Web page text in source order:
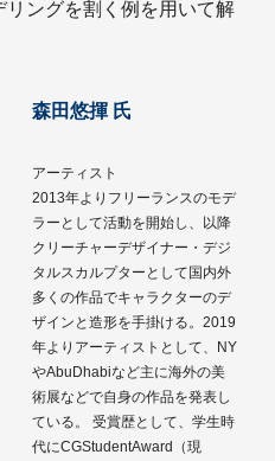
ングを割く例を用いて解
森田悠揮 氏
アーティスト
2013年よりフリーランスのモデ
ラーとして活動を開始し、以降
クリーチャーデザイナー・デジ
タルスカルプターとして国内外
多くの作品でキャラクターのデ
ザインと造形を手掛ける。2019
年よりアーティストとして、NY
やAbuDhabiなど主に海外の美
術展などで自身の作品を発表し
ている。 受賞歴として、学生時
代にCGStudentAward（現